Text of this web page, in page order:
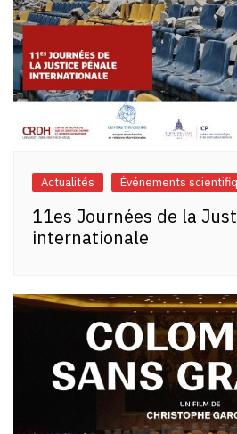
Actualités Événements
11es Journées de la
internationale